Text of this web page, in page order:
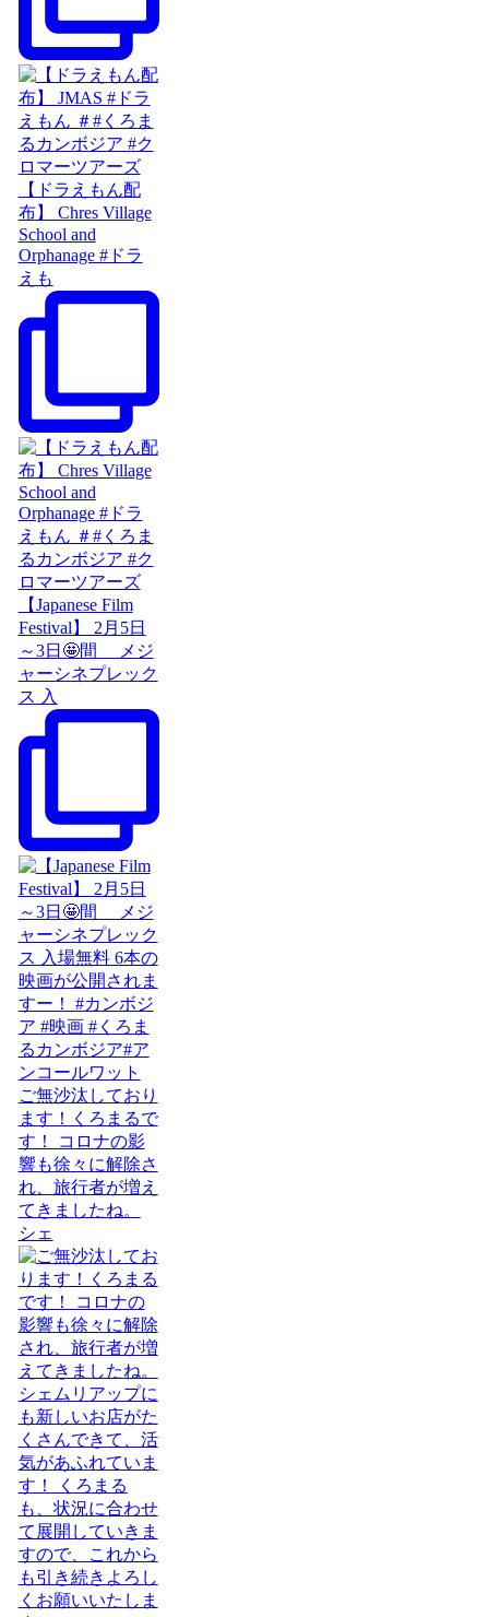
【ドラえもん配
布】 Chres Village
School and
Orphanage #ドラ
えも
【Japanese Film
Festival】 2月5日
～3日🤩間 メジ
ャーシネプレック
ス 入
ご無沙汰しており
ます！くろまるで
す！ コロナの影
響も徐々に解除さ
れ、旅行者が増え
てきましたね。
シェ